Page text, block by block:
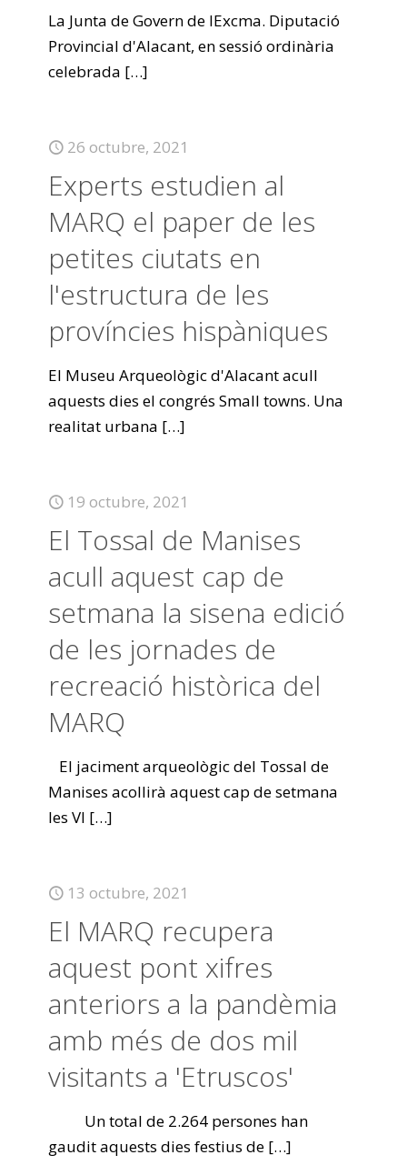
La Junta de Govern de lExcma. Diputació
Provincial d'Alacant, en sessió ordinària
celebrada […]
26 octubre, 2021
Experts estudien al
MARQ el paper de les
petites ciutats en
l'estructura de les
províncies hispàniques
El Museu Arqueològic d'Alacant acull
aquests dies el congrés Small towns. Una
realitat urbana […]
19 octubre, 2021
El Tossal de Manises
acull aquest cap de
setmana la sisena edició
de les jornades de
recreació històrica del
MARQ
El jaciment arqueològic del Tossal de
Manises acollirà aquest cap de setmana
les VI […]
13 octubre, 2021
El MARQ recupera
aquest pont xifres
anteriors a la pandèmia
amb més de dos mil
visitants a 'Etruscos'
Un total de 2.264 persones han
gaudit aquests dies festius de […]